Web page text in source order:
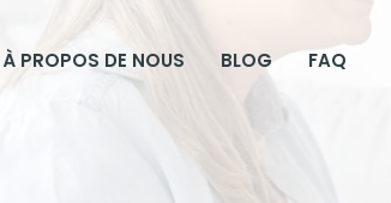
À PROPOS DE NOUS BLOG FAQ